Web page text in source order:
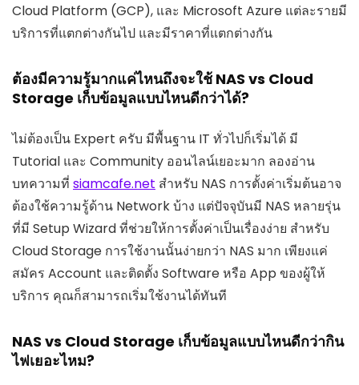
Cloud Platform (GCP), และ Microsoft Azure แต่ละรายมี
บริการที่แตกต่างกันไป และมีราคาที่แตกต่างกัน
ต้องมีความรู้มากแค่ไหนถึงจะใช้ NAS vs Cloud
Storage เก็บข้อมูลแบบไหนดีกว่าได้?
ไม่ต้องเป็น Expert ครับ มีพื้นฐาน IT ทั่วไปก็เริ่มได้ มี
Tutorial และ Community ออนไลน์เยอะมาก ลองอ่าน
บทความที่ siamcafe.net สำหรับ NAS การตั้งค่าเริ่มต้นอาจ
ต้องใช้ความรู้ด้าน Network บ้าง แต่ปัจจุบันมี NAS หลายรุ่น
ที่มี Setup Wizard ที่ช่วยให้การตั้งค่าเป็นเรื่องง่าย สำหรับ
Cloud Storage การใช้งานนั้นง่ายกว่า NAS มาก เพียงแค่
สมัคร Account และติดตั้ง Software หรือ App ของผู้ให้
บริการ คุณก็สามารถเริ่มใช้งานได้ทันที
NAS vs Cloud Storage เก็บข้อมูลแบบไหนดีกว่ากิน
ไฟเยอะไหม?